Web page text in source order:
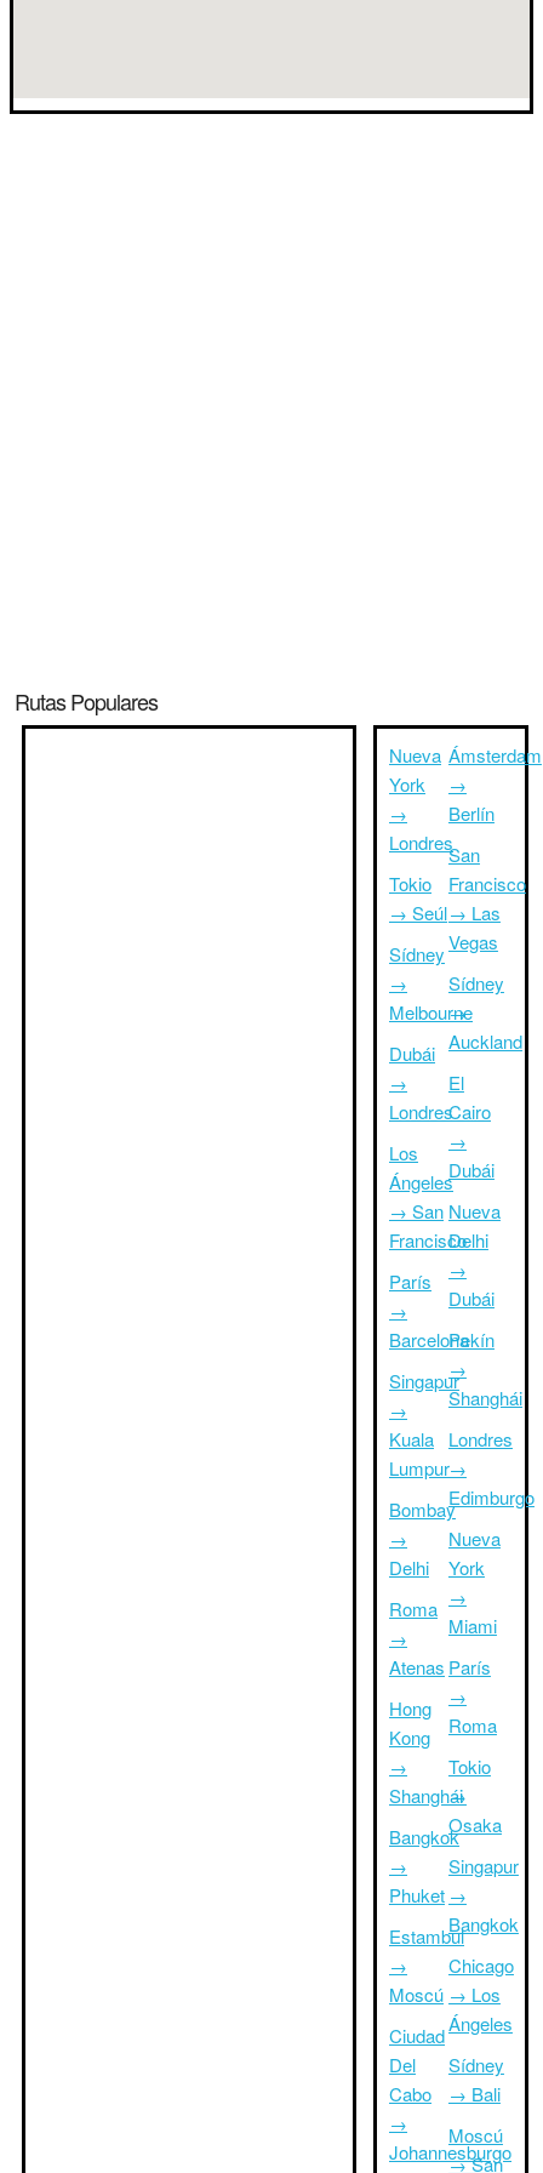
Rutas Populares
Nueva
York
→
Londres
Tokio
→ Seúl
Sídney
→
Melbourne
Dubái
→
Londres
Los
Ángeles
→ San
Francisco
París
→
Barcelona
Singapur
→
Kuala
Lumpur
Bombay
→
Delhi
Roma
→
Atenas
Hong
Kong
→
Shanghái
Bangkok
→
Phuket
Estambul
→
Moscú
Ciudad
Del
Cabo
→
Johannesburgo
Ámsterdam
→
Berlín
San
Francisco
→ Las
Vegas
Sídney
→
Auckland
El
Cairo
→
Dubái
Nueva
Delhi
→
Dubái
Pekín
→
Shanghái
Londres
→
Edimburgo
Nueva
York
→
Miami
París
→
Roma
Tokio
→
Osaka
Singapur
→
Bangkok
Chicago
→ Los
Ángeles
Sídney
→ Bali
Moscú
→ San